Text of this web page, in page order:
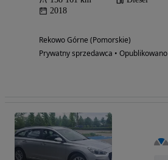
2018
Rekowo Górne (Pomorskie)
Prywatny sprzedawca • Opublikowano